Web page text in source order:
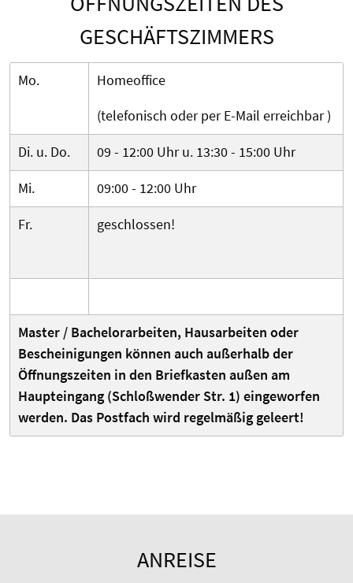
GESCHÄFTSZIMMERS
Mo.
Homeoffice
(telefonisch oder per E-Mail erreichbar )
Di. u. Do.
09 - 12:00 Uhr u. 13:30 - 15:00 Uhr
Mi.
09:00 - 12:00 Uhr
Fr.
geschlossen!
Master / Bachelorarbeiten, Hausarbeiten oder
Bescheinigungen können auch außerhalb der
Öffnungszeiten in den Briefkasten außen am
Haupteingang (Schloßwender Str. 1) eingeworfen
werden. Das Postfach wird regelmäßig geleert!
ANREISE